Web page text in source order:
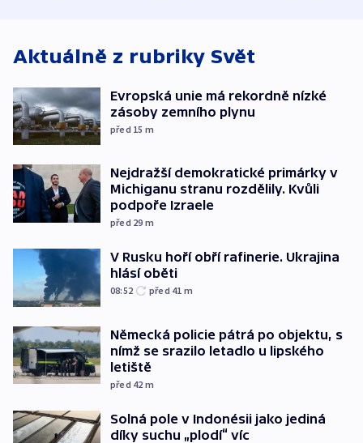
Aktuálně z rubriky Svět
Evropská unie má rekordně nízké
zásoby zemního plynu
před 15 m
Nejdražší demokratické primárky v
Michiganu stranu rozdělily. Kvůli
podpoře Izraele
před 29 m
V Rusku hoří obří rafinerie. Ukrajina
hlásí oběti
08:52 před 41 m
Německá policie pátrá po objektu, s
nímž se srazilo letadlo u lipského
letiště
před 42 m
Solná pole v Indonésii jako jediná
díky suchu „plodí“ víc